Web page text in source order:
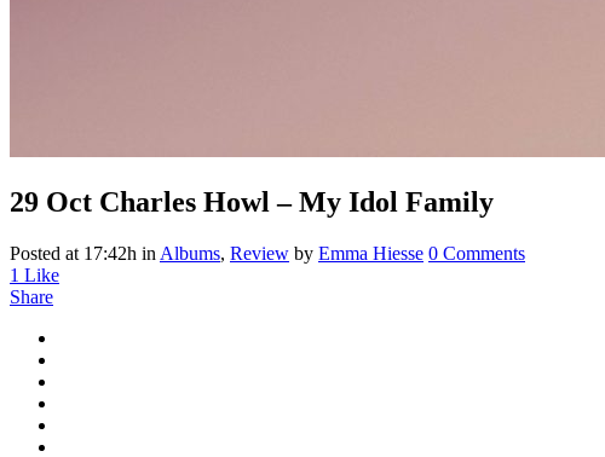
29 Oct Charles Howl – My Idol Family
Posted at 17:42h in Albums, Review by Emma Hiesse 0 Comments
1 Like
Share